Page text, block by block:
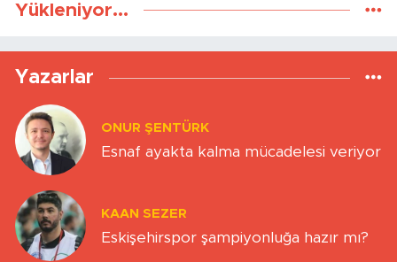
Yükleniyor...
Yazarlar
ONUR ŞENTÜRK
Esnaf ayakta kalma mücadelesi veriyor
KAAN SEZER
Eskişehirspor şampiyonluğa hazır mı?